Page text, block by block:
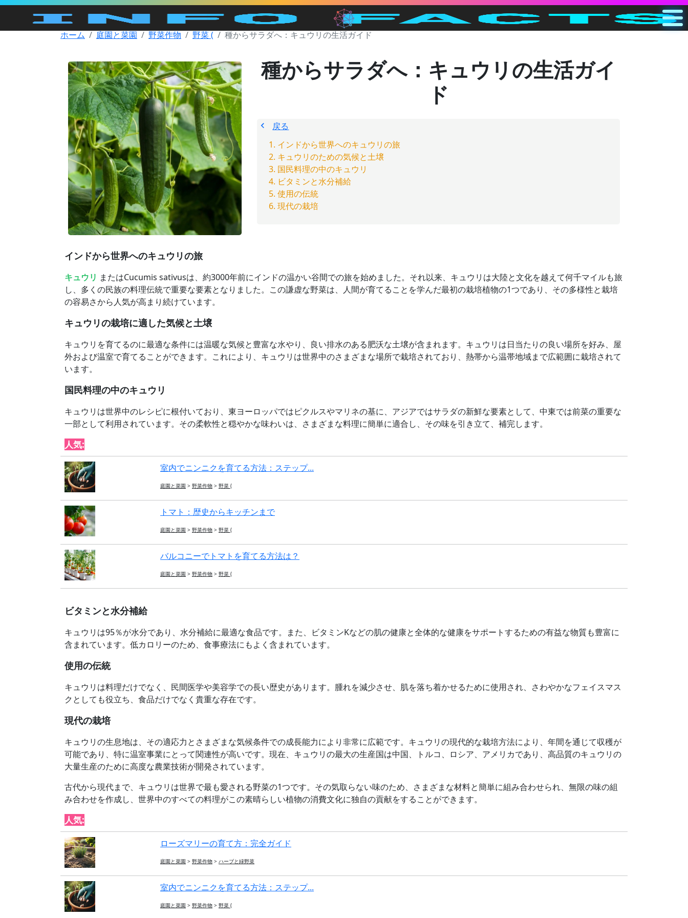
検索
ホーム 庭園と菜園 野菜作物 野菜 ( 種からサラダへ：キュウリの生活ガイド
種からサラダへ：キュウリの生活ガイ
ド
戻る
インドから世界へのキュウリの旅
キュウリのための気候と土壌
国民料理の中のキュウリ
ビタミンと水分補給
使用の伝統
現代の栽培
インドから世界へのキュウリの旅
キュウリ またはCucumis sativusは、約3000年前にインドの温かい谷間での旅を始めました。それ以来、キュウリは大陸と文化を越えて何千マイルも旅
し、多くの民族の料理伝統で重要な要素となりました。この謙虚な野菜は、人間が育てることを学んだ最初の栽培植物の1つであり、その多様性と栽培
の容易さから人気が高まり続けています。
キュウリの栽培に適した気候と土壌
キュウリを育てるのに最適な条件には温暖な気候と豊富な水やり、良い排水のある肥沃な土壌が含まれます。キュウリは日当たりの良い場所を好み、屋
外および温室で育てることができます。これにより、キュウリは世界中のさまざまな場所で栽培されており、熱帯から温帯地域まで広範囲に栽培されて
います。
国民料理の中のキュウリ
キュウリは世界中のレシピに根付いており、東ヨーロッパではピクルスやマリネの基に、アジアではサラダの新鮮な要素として、中東では前菜の重要な
一部として利用されています。その柔軟性と穏やかな味わいは、さまざまな料理に簡単に適合し、その味を引き立て、補完します。
人気:
室内でニンニクを育てる方法：ステップ...
庭園と菜園 > 野菜作物 > 野菜 (
トマト：歴史からキッチンまで
庭園と菜園 > 野菜作物 > 野菜 (
バルコニーでトマトを育てる方法は？
庭園と菜園 > 野菜作物 > 野菜 (
ビタミンと水分補給
キュウリは95％が水分であり、水分補給に最適な食品です。また、ビタミンKなどの肌の健康と全体的な健康をサポートするための有益な物質も豊富に
含まれています。低カロリーのため、食事療法にもよく含まれています。
使用の伝統
キュウリは料理だけでなく、民間医学や美容学での長い歴史があります。腫れを減少させ、肌を落ち着かせるために使用され、さわやかなフェイスマス
クとしても役立ち、食品だけでなく貴重な存在です。
現代の栽培
キュウリの生息地は、その適応力とさまざまな気候条件での成長能力により非常に広範です。キュウリの現代的な栽培方法により、年間を通じて収穫が
可能であり、特に温室事業にとって関連性が高いです。現在、キュウリの最大の生産国は中国、トルコ、ロシア、アメリカであり、高品質のキュウリの
大量生産のために高度な農業技術が開発されています。
古代から現代まで、キュウリは世界で最も愛される野菜の1つです。その気取らない味のため、さまざまな材料と簡単に組み合わせられ、無限の味の組
み合わせを作成し、世界中のすべての料理がこの素晴らしい植物の消費文化に独自の貢献をすることができます。
人気:
ローズマリーの育て方：完全ガイド
庭園と菜園 > 野菜作物 > ハーブと緑野菜
室内でニンニクを育てる方法：ステップ...
庭園と菜園 > 野菜作物 > 野菜 (